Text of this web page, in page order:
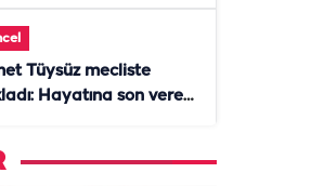
Tüysüz mecliste
Hayatına son veren